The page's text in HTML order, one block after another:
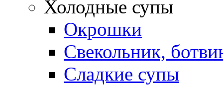
Холодные супы
Окрошки
Свекольник,
Cладкие супы